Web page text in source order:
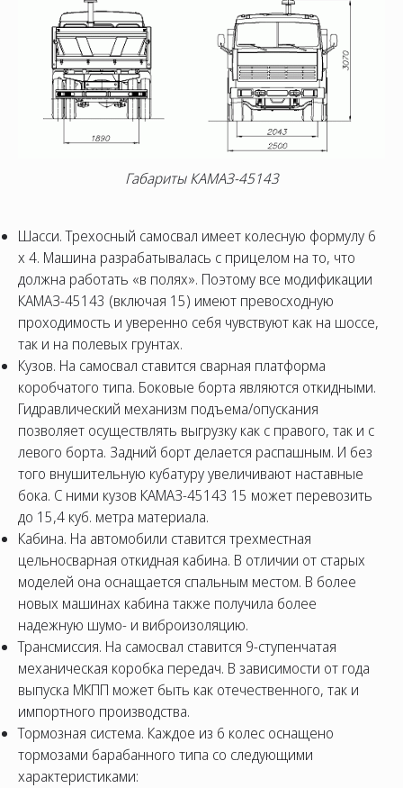
Габариты КАМАЗ-45143
Шасси. Трехосный самосвал имеет колесную формулу 6
х 4. Машина разрабатывалась с прицелом на то, что
должна работать «в полях». Поэтому все модификации
КАМАЗ-45143 (включая 15) имеют превосходную
проходимость и уверенно себя чувствуют как на шоссе,
так и на полевых грунтах.
Кузов. На самосвал ставится сварная платформа
коробчатого типа. Боковые борта являются откидными.
Гидравлический механизм подъема/опускания
позволяет осуществлять выгрузку как с правого, так и с
левого борта. Задний борт делается распашным. И без
того внушительную кубатуру увеличивают наставные
бока. С ними кузов КАМАЗ-45143 15 может перевозить
до 15,4 куб. метра материала.
Кабина. На автомобили ставится трехместная
цельносварная откидная кабина. В отличии от старых
моделей она оснащается спальным местом. В более
новых машинах кабина также получила более
надежную шумо- и виброизоляцию.
Трансмиссия. На самосвал ставится 9-ступенчатая
механическая коробка передач. В зависимости от года
выпуска МКПП может быть как отечественного, так и
импортного производства.
Тормозная система. Каждое из 6 колес оснащено
тормозами барабанного типа со следующими
характеристиками: